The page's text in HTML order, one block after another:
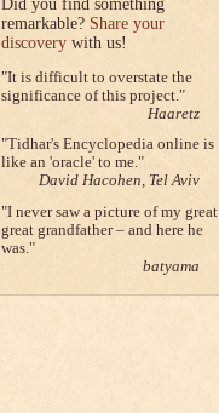
Did you find something
remarkable? Share your
discovery with us!
It is difficult to overstate the
significance of this project.
Haaretz
Tidhar's Encyclopedia online is
like an 'oracle' to me.
David Hacohen, Tel Aviv
I never saw a picture of my great
great grandfather – and here he
was.
batyama